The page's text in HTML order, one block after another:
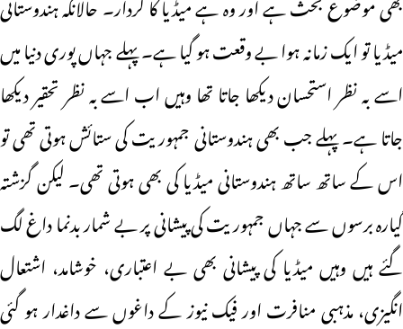
میڈیا تو ایک زمانہ ہوا بے وقعت ہو گیا ہے۔ پہلے جہاں پوری دنیا میں
اسے بہ نظر استحسان دیکھا جاتا تھا وہیں اب اسے بہ نظر تحقیر دیکھا
جاتا ہے۔ پہلے جب بھی ہندوستانی جمہوریت کی ستائش ہوتی تھی تو
اس کے ساتھ ساتھ ہندوستانی میڈیا کی بھی ہوتی تھی۔ لیکن گزشتہ
گیارہ برسوں سے جہاں جمہوریت کی پیشانی پر بے شمار بدنما داغ لگ
گئے ہیں وہیں میڈیا کی پیشانی بھی بے اعتباری، خوشامد، اشتعال
انگیزی، مذہبی منافرت اور فیک نیوز کے داغوں سے داغدار ہو گئی